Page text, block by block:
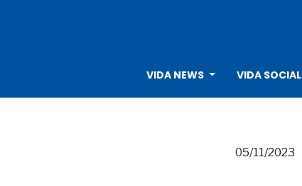
VIDA NEWS VIDA SOCIAL
05/11/2023